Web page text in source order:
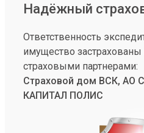
Надёжный
Ответственность
имущество
страховыми партнерами:
Страховой дом ВСК, АО
КАПИТАЛ ПОЛИС